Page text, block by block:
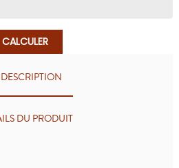
CALCULER
DU PRODUIT